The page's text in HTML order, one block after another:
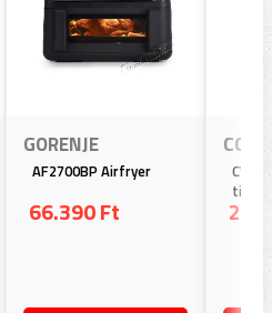
GORENJE
AF2700BP Airfryer
66.390 Ft
CW-